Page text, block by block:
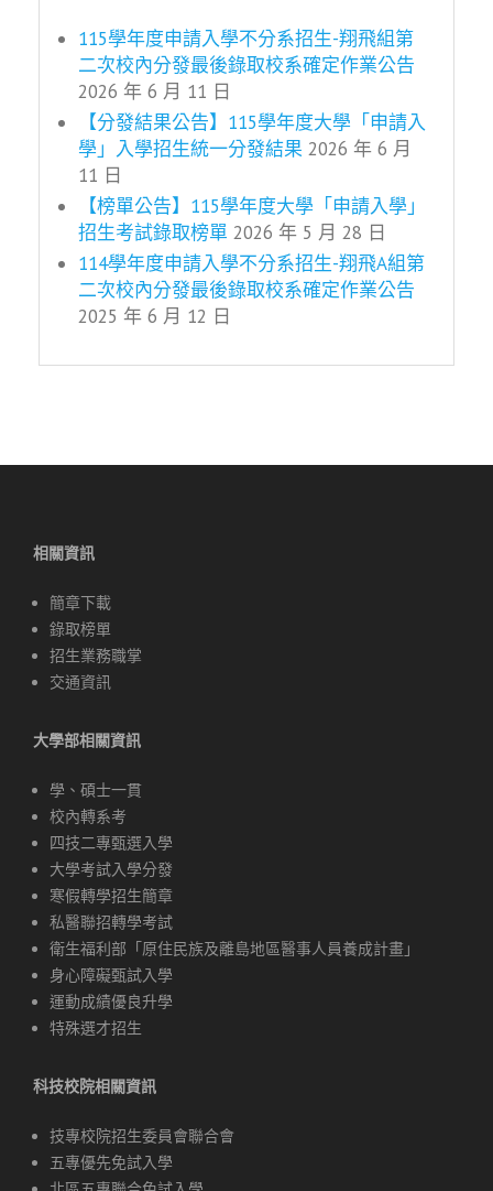
115學年度申請入學不分系招生-翔飛組第
二次校內分發最後錄取校系確定作業公告
2026 年 6 月 11 日
【分發結果公告】115學年度大學「申請入
學」入學招生統一分發結果 2026 年 6 月
11 日
【榜單公告】115學年度大學「申請入學」
招生考試錄取榜單 2026 年 5 月 28 日
114學年度申請入學不分系招生-翔飛A組第
二次校內分發最後錄取校系確定作業公告
2025 年 6 月 12 日
相關資訊
簡章下載
錄取榜單
招生業務職掌
交通資訊
大學部相關資訊
學、碩士一貫
校內轉系考
四技二專甄選入學
大學考試入學分發
寒假轉學招生簡章
私醫聯招轉學考試
衛生福利部「原住民族及離島地區醫事人員養成計畫」
身心障礙甄試入學
運動成績優良升學
特殊選才招生
科技校院相關資訊
技專校院招生委員會聯合會
五專優先免試入學